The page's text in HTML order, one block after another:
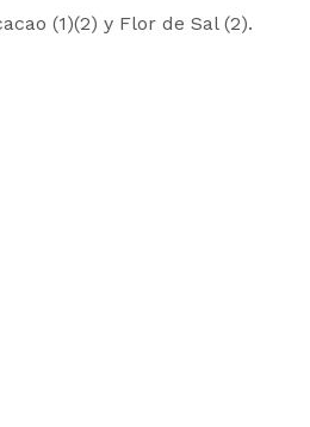
(1)(2) y Flor de Sal (2).